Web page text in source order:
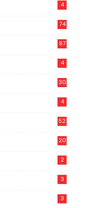
4
74
87
4
30
4
52
20
2
3
3